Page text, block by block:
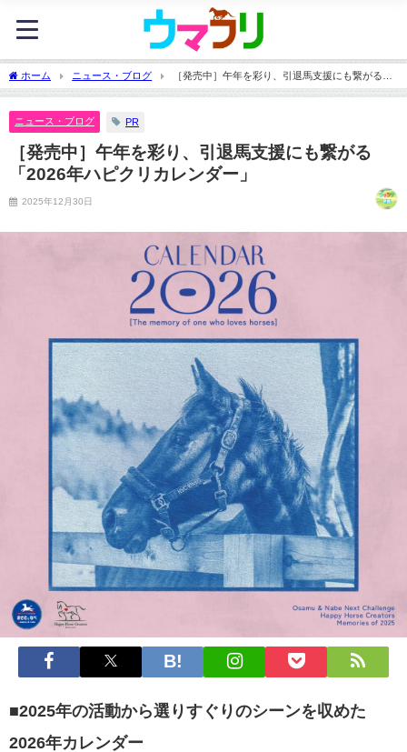
ホーム ニュース・ブログ
［発売中］午年を彩り、引退馬支援にも繋がる
「2026年ハピクリカレンダー」
ニュース・ブログ PR
［発売中］午年を彩り、引退馬支援にも繋がる
「2026年ハピクリカレンダー」
2025年12月30日
■2025年の活動から選りすぐりのシーンを収めた
2026年カレンダー